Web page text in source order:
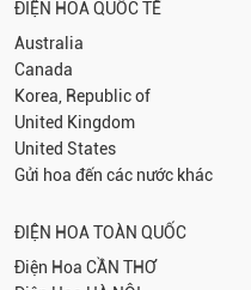
ĐIỆN HOA QUỐC TẾ
Australia
Canada
Korea, Republic of
United Kingdom
United States
Gửi hoa đến các nước khác
ĐIỆN HOA TOÀN QUỐC
Điện Hoa CẦN THƠ